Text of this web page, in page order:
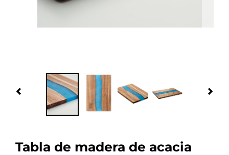
Fabricación
Previous
Tabla de madera de acacia